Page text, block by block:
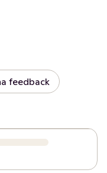
feedback